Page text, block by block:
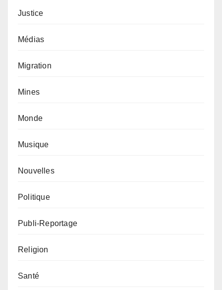
Justice
Médias
Migration
Mines
Monde
Musique
Nouvelles
Politique
Publi-Reportage
Religion
Santé